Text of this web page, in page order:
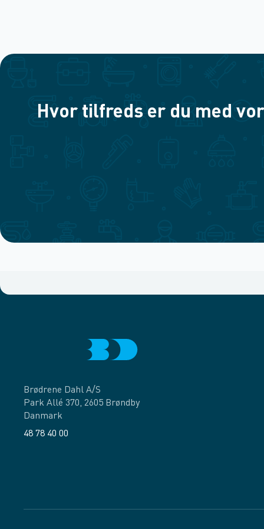
Hvor tilfreds er du med
Brødrene Dahl A/S
Park Allé 370, 2605 Brøndby
Danmark
48 78 40 00